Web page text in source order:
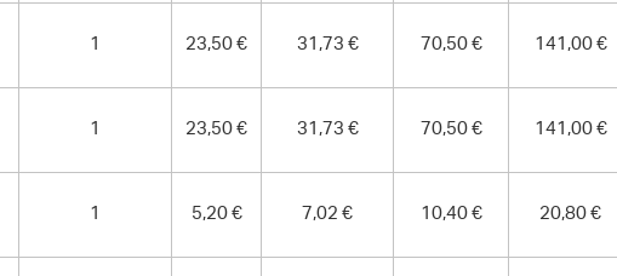
1 23,50 € 31,73 € 70,50 € 141,00 €
1 23,50 € 31,73 € 70,50 € 141,00 €
1 5,20 € 7,02 € 10,40 € 20,80 €